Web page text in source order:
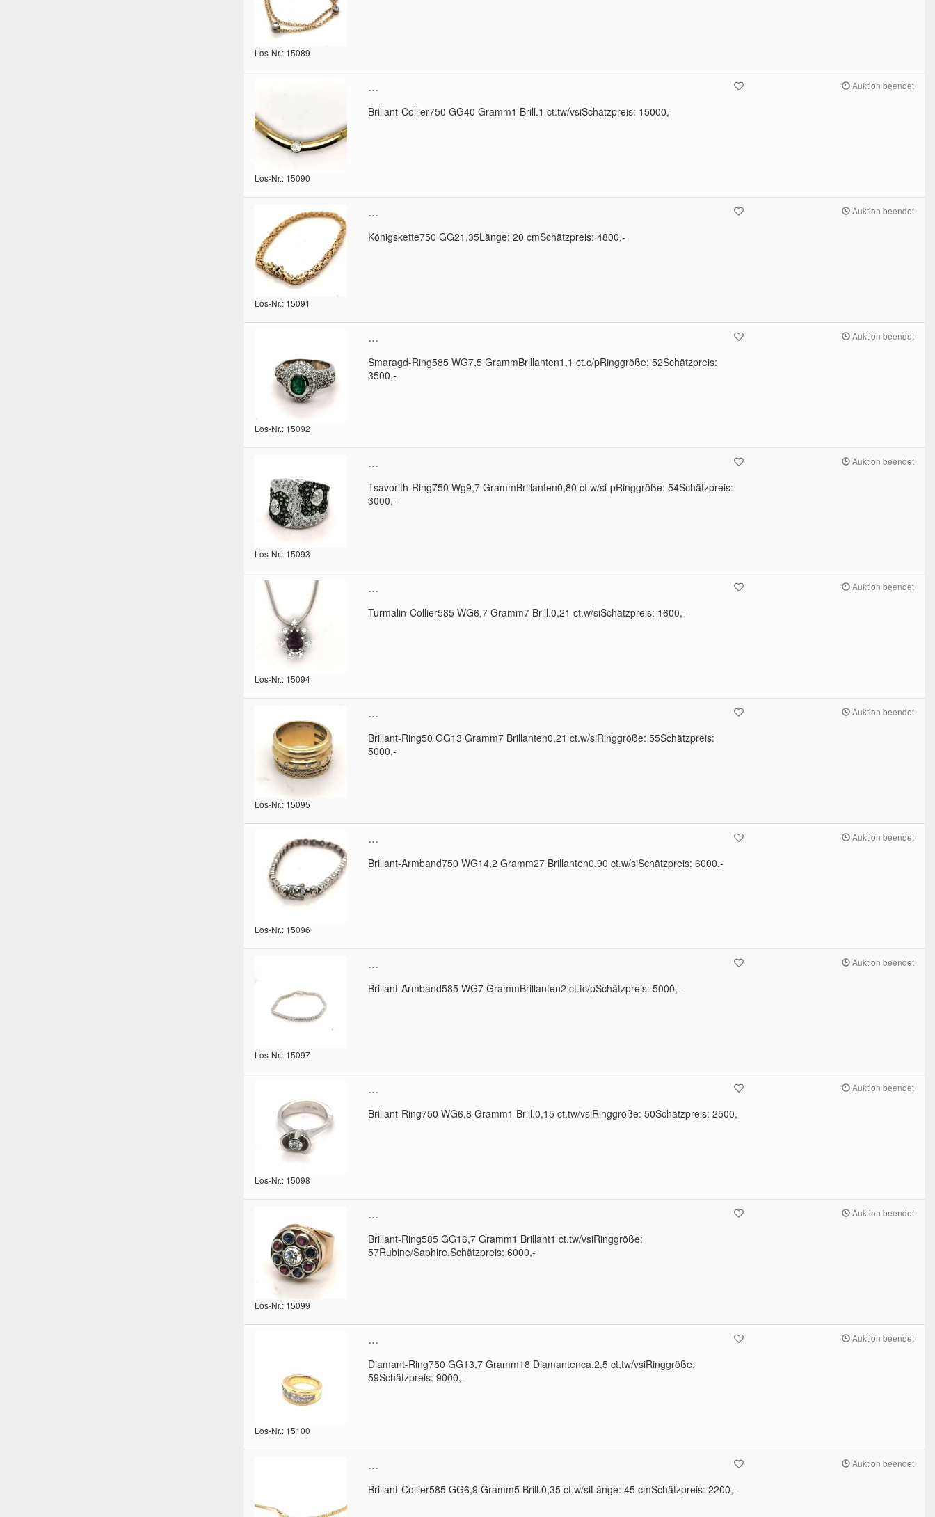
Los-Nr.: 15089
Los-Nr.: 15090
...
Brillant-Collier750 GG40 Gramm1 Brill.1 ct.tw/vsiSchätzpreis: 15000,-
Auktion beendet
Los-Nr.: 15091
...
Königskette750 GG21,35Länge: 20 cmSchätzpreis: 4800,-
Auktion beendet
Los-Nr.: 15092
...
Smaragd-Ring585 WG7,5 GrammBrillanten1,1 ct.c/pRinggröße: 52Schätzpreis:
3500,-
Auktion beendet
Los-Nr.: 15093
...
Tsavorith-Ring750 Wg9,7 GrammBrillanten0,80 ct.w/si-pRinggröße: 54Schätzpreis:
3000,-
Auktion beendet
Los-Nr.: 15094
...
Turmalin-Collier585 WG6,7 Gramm7 Brill.0,21 ct.w/siSchätzpreis: 1600,-
Auktion beendet
Los-Nr.: 15095
...
Brillant-Ring50 GG13 Gramm7 Brillanten0,21 ct.w/siRinggröße: 55Schätzpreis:
5000,-
Auktion beendet
Los-Nr.: 15096
...
Brillant-Armband750 WG14,2 Gramm27 Brillanten0,90 ct.w/siSchätzpreis: 6000,-
Auktion beendet
Los-Nr.: 15097
...
Brillant-Armband585 WG7 GrammBrillanten2 ct.tc/pSchätzpreis: 5000,-
Auktion beendet
Los-Nr.: 15098
...
Brillant-Ring750 WG6,8 Gramm1 Brill.0,15 ct.tw/vsiRinggröße: 50Schätzpreis: 2500,-
Auktion beendet
Los-Nr.: 15099
...
Brillant-Ring585 GG16,7 Gramm1 Brillant1 ct.tw/vsiRinggröße:
57Rubine/Saphire.Schätzpreis: 6000,-
Auktion beendet
Los-Nr.: 15100
...
Diamant-Ring750 GG13,7 Gramm18 Diamantenca.2,5 ct,tw/vsiRinggröße:
59Schätzpreis: 9000,-
Auktion beendet
...
Brillant-Collier585 GG6,9 Gramm5 Brill.0,35 ct.w/siLänge: 45 cmSchätzpreis: 2200,-
Auktion beendet